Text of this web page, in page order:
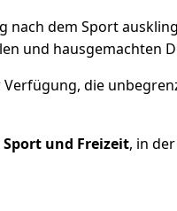
nach dem Sport
und hausgemachten
die
und Freizeit, in